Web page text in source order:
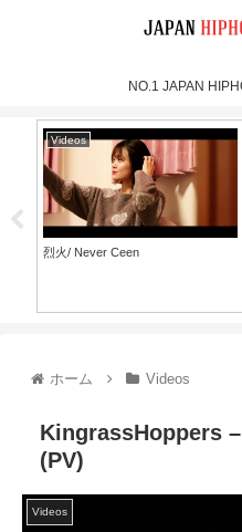
NO.1 JAPAN
Videos
烈火/ Never Ceen
ホーム Videos
KingrassHoppers –
(PV)
Videos